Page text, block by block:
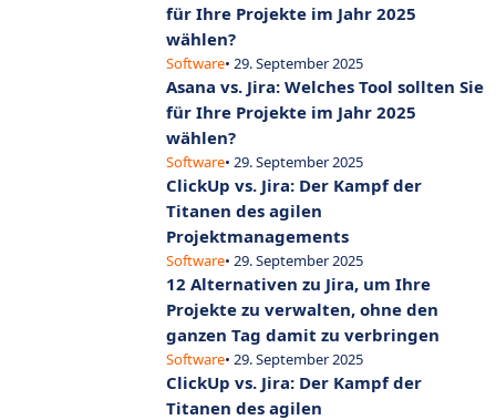
für Ihre Projekte im Jahr 2025
wählen?
Software• 29. September 2025
Asana vs. Jira: Welches Tool sollten Sie
für Ihre Projekte im Jahr 2025
wählen?
Software• 29. September 2025
ClickUp vs. Jira: Der Kampf der
Titanen des agilen
Projektmanagements
Software• 29. September 2025
12 Alternativen zu Jira, um Ihre
Projekte zu verwalten, ohne den
ganzen Tag damit zu verbringen
Software• 29. September 2025
ClickUp vs. Jira: Der Kampf der
Titanen des agilen